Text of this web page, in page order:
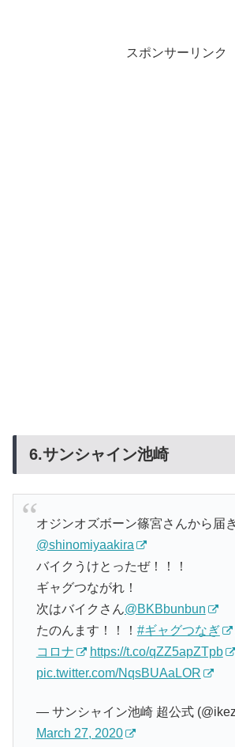
スポンサーリンク
6.サンシャイン池崎
オジンオズボーン篠宮さんから届
@shinomiyaakira
バイクうけとったぜ！！！
ギャグつながれ！
次はバイクさん@BKBbunbun
たのんます！！！ #ギャグつなぎ
コロナ
https://t.co/qZZ5apZTpb
pic.twitter.com/NqsBUAaLOR
— サンシャイン池崎 超公式
March 27, 2020